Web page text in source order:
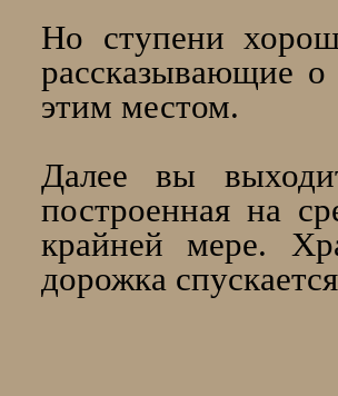
Но ступени
рассказывающие
этим местом.
Далее вы
построенная на
крайней мере.
дорожка